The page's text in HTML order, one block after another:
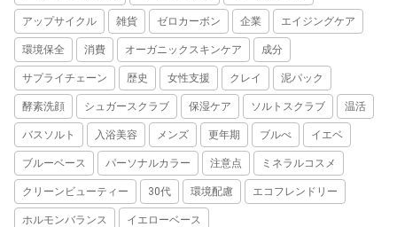
アップサイクル 雑貨 ゼロカーボン 企業 エイジングケア
環境保全 消費 オーガニックスキンケア 成分
サプライチェーン 歴史 女性支援 クレイ 泥パック
酵素洗顔 シュガースクラブ 保湿ケア ソルトスクラブ 温活
バスソルト 入浴美容 メンズ 更年期 ブルべ イエベ
ブルーベース パーソナルカラー 注意点 ミネラルコスメ
クリーンビューティー 30代 環境配慮 エコフレンドリー
ホルモンバランス イエローベース